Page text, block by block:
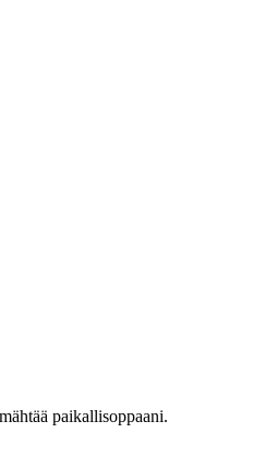
paikallisoppaani.